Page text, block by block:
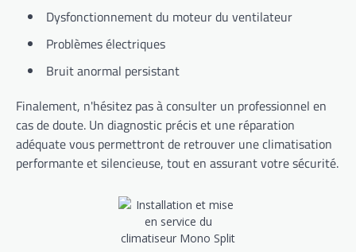
Dysfonctionnement du moteur du ventilateur
Problèmes électriques
Bruit anormal persistant
Finalement, n'hésitez pas à consulter un professionnel en
cas de doute. Un diagnostic précis et une réparation
adéquate vous permettront de retrouver une climatisation
performante et silencieuse, tout en assurant votre sécurité.